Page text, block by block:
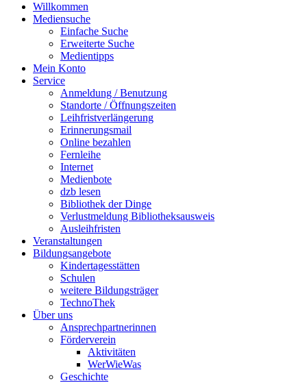
Willkommen
Mediensuche
Einfache Suche
Erweiterte Suche
Medientipps
Mein Konto
Service
Anmeldung / Benutzung
Standorte / Öffnungszeiten
Leihfristverlängerung
Erinnerungsmail
Online bezahlen
Fernleihe
Internet
Medienbote
dzb lesen
Bibliothek der Dinge
Verlustmeldung Bibliotheksausweis
Ausleihfristen
Veranstaltungen
Bildungsangebote
Kindertagesstätten
Schulen
weitere Bildungsträger
TechnoThek
Über uns
Ansprechpartnerinnen
Förderverein
Aktivitäten
WerWieWas
Geschichte